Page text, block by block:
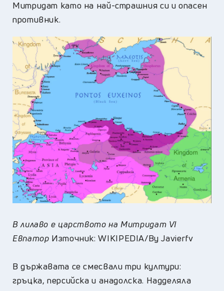
Митридат като на най-страшния си и опасен
противник.
В лилаво е царството на Митридат VI
Евпатор Източник: WIKIPEDIA/By Javierfv
В държавата се смесвали три култури:
гръцка, персийска и анадолска. Надделяла